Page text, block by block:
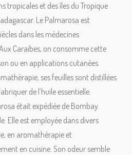
tropicales et des îles du Tropique
Le Palmarosa est
dans les médecines
Caraibes, on consomme cette
ou en applications cutanées.
ses feuilles sont distillées
de l’huile essentielle.
était expédiée de Bombay
Elle est employée dans divers
en aromathérapie et
en cuisine. Son odeur semble